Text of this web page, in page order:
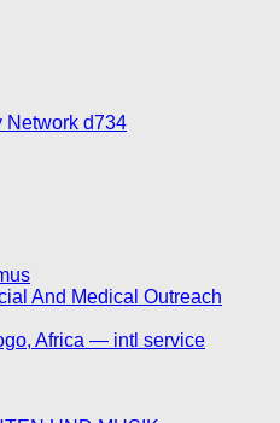
Network d734
And Medical Outreach
Africa — intl service